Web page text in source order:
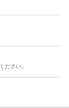
ださい。